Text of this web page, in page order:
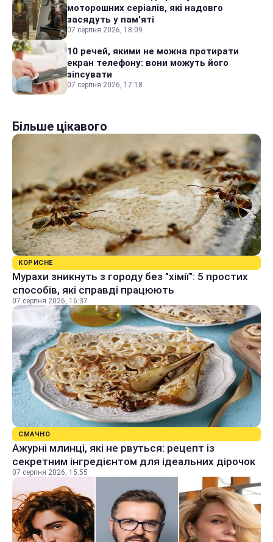
моторошних серіалів, які надовго
засядуть у пам'яті
07 серпня 2026, 18:09
10 речей, якими не можна протирати
екран телефону: вони можуть його
зіпсувати
07 серпня 2026, 17:18
Більше цікавого
КОРИСНЕ
Мурахи зникнуть з городу без "хімії": 5 простих
способів, які справді працюють
07 серпня 2026, 16:37
СМАЧНО
Ажурні млинці, які не рвуться: рецепт із
секретним інгредієнтом для ідеальних дірочок
07 серпня 2026, 15:55